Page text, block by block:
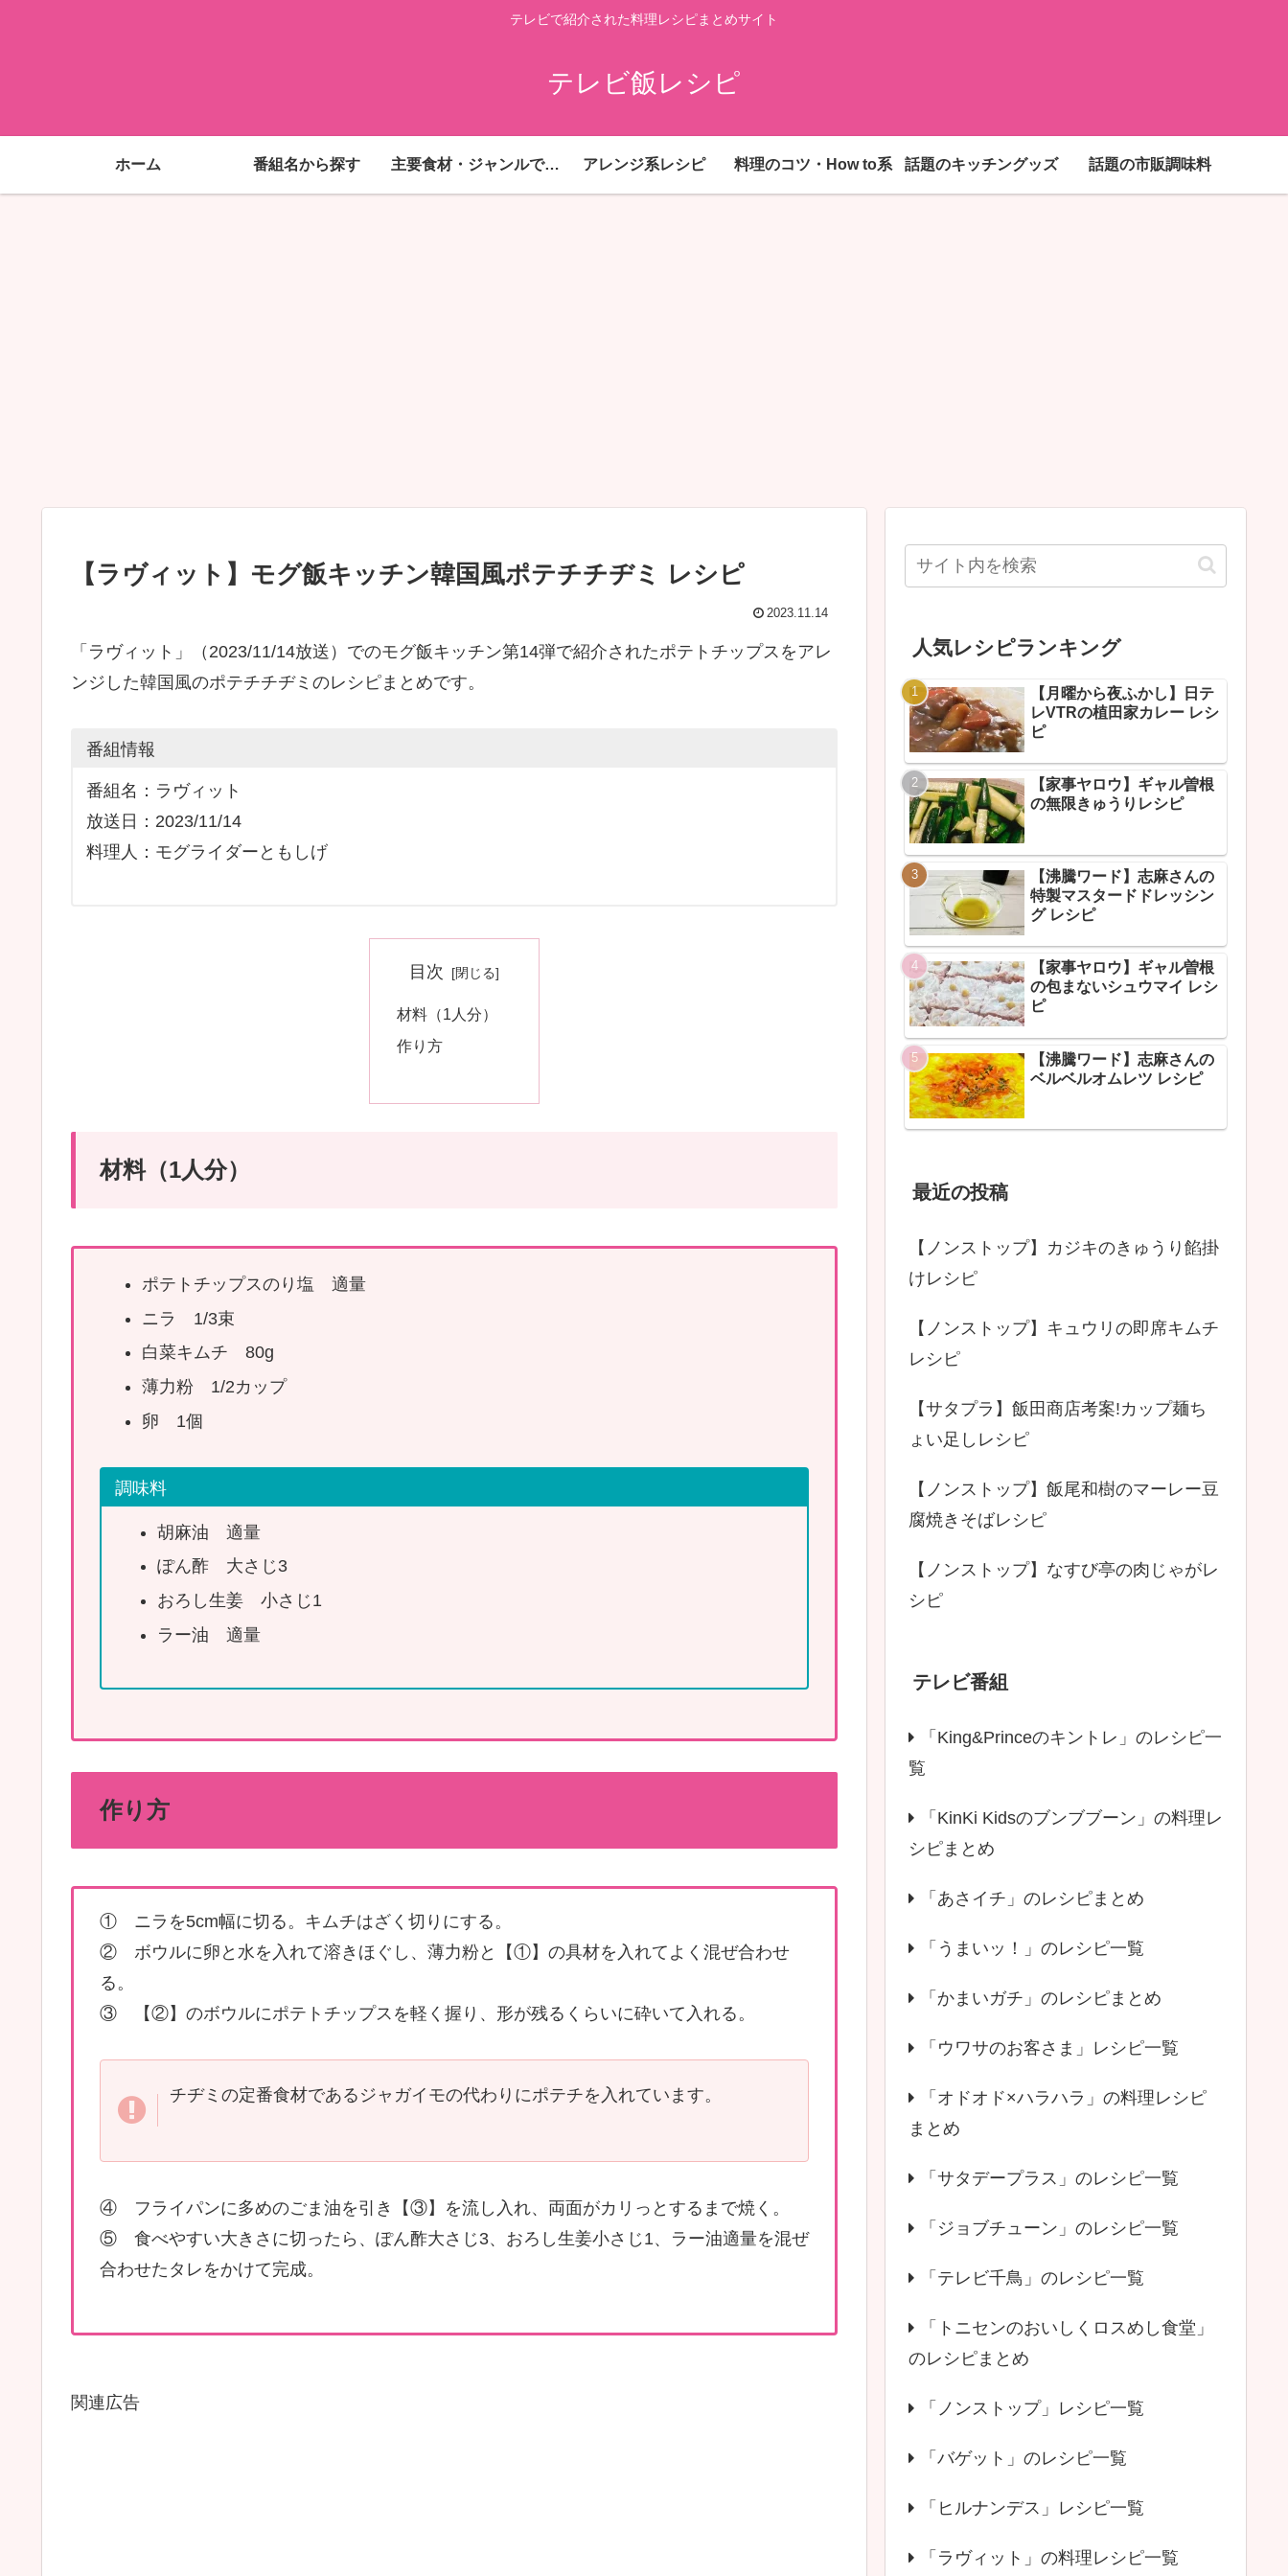
テレビで紹介された料理レシピまとめサイト
テレビ飯レシピ
ホーム 番組名から探す 主要食材・ジャンルで探す アレンジ系レシピ 料理のコツ・How to系 話題のキッチングッズ 話題の市販調味料
【ラヴィット】モグ飯キッチン韓国風ポテチチヂミ レシピ
2023.11.14
「ラヴィット」（2023/11/14放送）でのモグ飯キッチン第14弾で紹介されたポテトチップスをアレ
ンジした韓国風のポテチチヂミのレシピまとめです。
番組情報
番組名：ラヴィット
放送日：2023/11/14
料理人：モグライダーともしげ
目次
材料（1人分）
作り方
材料（1人分）
ポテトチップスのり塩 適量
ニラ 1/3束
白菜キムチ 80g
薄力粉 1/2カップ
卵 1個
調味料
胡麻油 適量
ぽん酢 大さじ3
おろし生姜 小さじ1
ラー油 適量
作り方
① ニラを5cm幅に切る。キムチはざく切りにする。
② ボウルに卵と水を入れて溶きほぐし、薄力粉と【①】の具材を入れてよく混ぜ合わせ
る。
③ 【②】のボウルにポテトチップスを軽く握り、形が残るくらいに砕いて入れる。
チヂミの定番食材であるジャガイモの代わりにポテチを入れています。
④ フライパンに多めのごま油を引き【③】を流し入れ、両面がカリっとするまで焼く。
⑤ 食べやすい大きさに切ったら、ぽん酢大さじ3、おろし生姜小さじ1、ラー油適量を混ぜ
合わせたタレをかけて完成。
関連広告
人気レシピランキング
【月曜から夜ふかし】日テ
レVTRの植田家カレー レシ
ピ
【家事ヤロウ】ギャル曽根
の無限きゅうりレシピ
【沸騰ワード】志麻さんの
特製マスタードドレッシン
グ レシピ
【家事ヤロウ】ギャル曽根
の包まないシュウマイ レシ
ピ
【沸騰ワード】志麻さんの
ベルベルオムレツ レシピ
最近の投稿
【ノンストップ】カジキのきゅうり餡掛
けレシピ
【ノンストップ】キュウリの即席キムチ
レシピ
【サタプラ】飯田商店考案!カップ麺ち
ょい足しレシピ
【ノンストップ】飯尾和樹のマーレー豆
腐焼きそばレシピ
【ノンストップ】なすび亭の肉じゃがレ
シピ
テレビ番組
「King&Princeのキントレ」のレシピ一
覧
「KinKi Kidsのブンブブーン」の料理レ
シピまとめ
「あさイチ」のレシピまとめ
「うまいッ！」のレシピ一覧
「かまいガチ」のレシピまとめ
「ウワサのお客さま」レシピ一覧
「オドオド×ハラハラ」の料理レシピ
まとめ
「サタデープラス」のレシピ一覧
「ジョブチューン」のレシピ一覧
「テレビ千鳥」のレシピ一覧
「トニセンのおいしくロスめし食堂」
のレシピまとめ
「ノンストップ」レシピ一覧
「バゲット」のレシピ一覧
「ヒルナンデス」レシピ一覧
「ラヴィット」の料理レシピ一覧